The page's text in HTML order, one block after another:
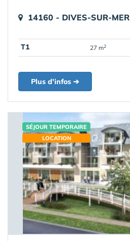
14160 - DIVES-SUR-MER
T1 27 m2
Plus d'infos ➔
SÉJOUR TEMPORAIRE
LOCATION